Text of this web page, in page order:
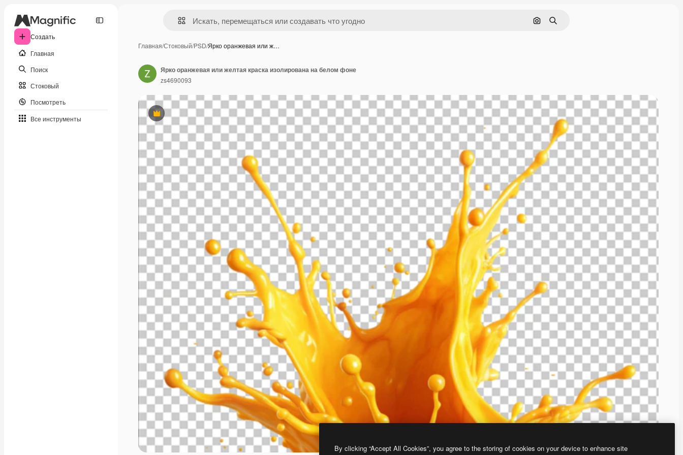
Создать
Главная
Поиск
Стоковый
Посмотреть
Все инструменты
Поиск по изображению
Поиск
Главная/Стоковый/PSD/Ярко оранжевая или ж…
Премиум
Ярко оранжевая или желтая краска изолирована на белом фоне
zs4690093
By clicking “Accept All Cookies”, you agree to the storing of cookies on your device to enhance site